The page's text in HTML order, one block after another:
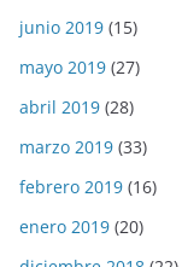
junio 2019 (15)
mayo 2019 (27)
abril 2019 (28)
marzo 2019 (33)
febrero 2019 (16)
enero 2019 (20)